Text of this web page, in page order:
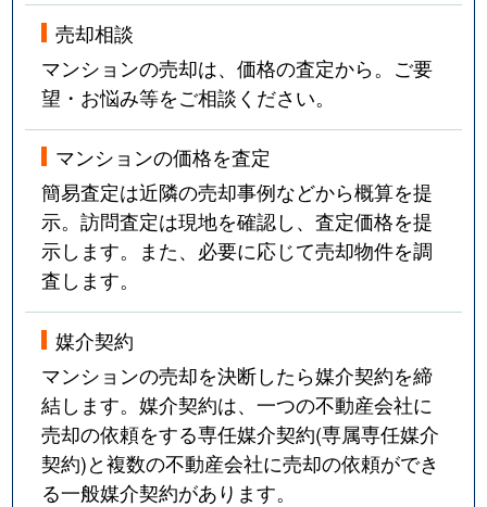
売却相談
マンションの売却は、価格の査定から。ご要
望・お悩み等をご相談ください。
マンションの価格を査定
簡易査定は近隣の売却事例などから概算を提
示。訪問査定は現地を確認し、査定価格を提
示します。また、必要に応じて売却物件を調
査します。
媒介契約
マンションの売却を決断したら媒介契約を締
結します。媒介契約は、一つの不動産会社に
売却の依頼をする専任媒介契約(専属専任媒介
契約)と複数の不動産会社に売却の依頼ができ
る一般媒介契約があります。